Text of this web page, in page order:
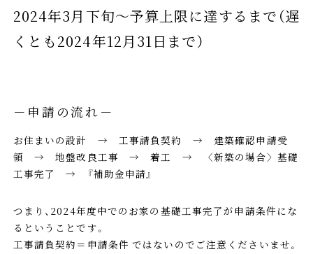
2024年3月下旬～予算上限に達するまで（遅
くとも2024年12月31日まで）
－申請の流れ－
お住まいの設計 → 工事請負契約 → 建築確認申請受
領 → 地盤改良工事 → 着工 → 〈新築の場合〉基礎
工事完了 → 『補助金申請』
つまり、2024年度中でのお家の基礎工事完了が申請条件にな
るということです。
工事請負契約＝申請条件 ではないのでご注意くださいませ。